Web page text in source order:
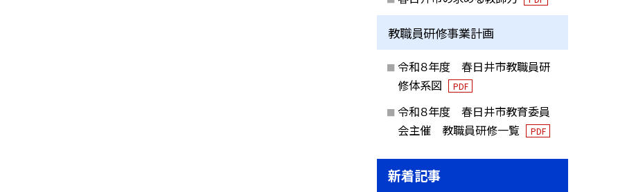
教職員研修事業計画
令和８年度 春日井市教職員研
修体系図
PDF
令和８年度 春日井市教育委員
会主催 教職員研修一覧
PDF
新着記事